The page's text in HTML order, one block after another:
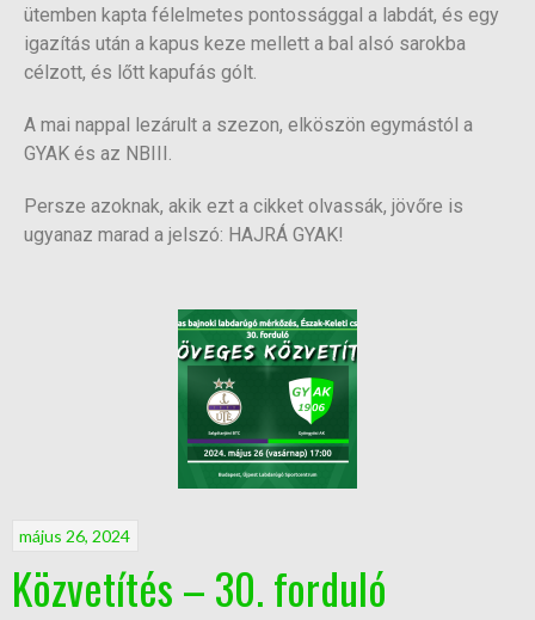
ütemben kapta félelmetes pontossággal a labdát, és egy
igazítás után a kapus keze mellett a bal alsó sarokba
célzott, és lőtt kapufás gólt.
A mai nappal lezárult a szezon, elköszön egymástól a
GYAK és az NBIII.
Persze azoknak, akik ezt a cikket olvassák, jövőre is
ugyanaz marad a jelszó: HAJRÁ GYAK!
május 26, 2024
Közvetítés – 30. forduló